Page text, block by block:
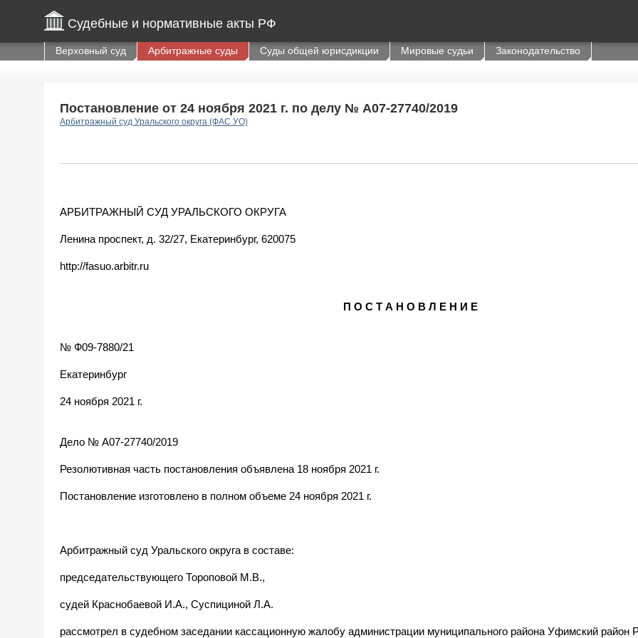
Судебные и нормативные акты РФ
Верховный суд Арбитражные суды Суды общей юрисдикции Мировые судьи Законодательство
Постановление от 24 ноября 2021 г. по делу № А07-27740/2019
Арбитражный суд Уральского округа (ФАС УО)
АРБИТРАЖНЫЙ СУД УРАЛЬСКОГО ОКРУГА
Ленина проспект, д. 32/27, Екатеринбург, 620075
http://fasuo.arbitr.ru
П О С Т А Н О В Л Е Н И Е
№ Ф09-7880/21
Екатеринбург
24 ноября 2021 г.
Дело № А07-27740/2019
Резолютивная часть постановления объявлена 18 ноября 2021 г.
Постановление изготовлено в полном объеме 24 ноября 2021 г.
Арбитражный суд Уральского округа в составе:
председательствующего Тороповой М.В.,
судей Краснобаевой И.А., Суспициной Л.А.
рассмотрел в судебном заседании кассационную жалобу администрации муниципального района Уфимский район